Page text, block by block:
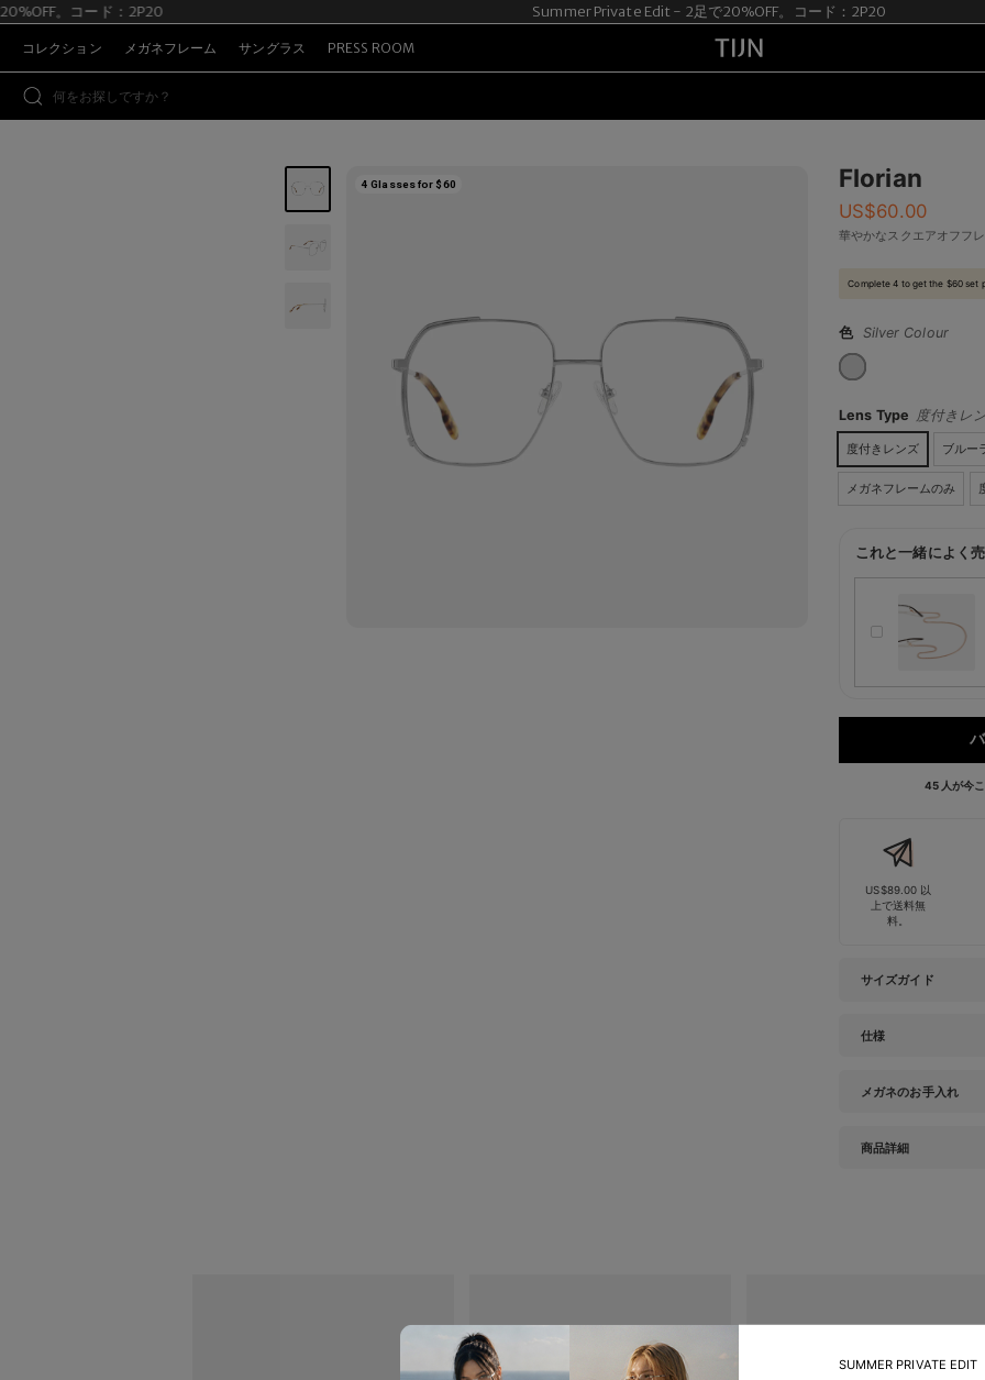
。コード：2P20 Summer Private Edit - 2足で20%OFF。コード：2P20
コレクション メガネフレーム サングラス PRESS ROOM
4 Glasses for $60 Florian
US$60.00
華やかなスクエアオフフ
Complete 4 to get the $60 set
色 Silver Colour
Lens Type 度付きレ
度付きレンズ ブルー
メガネフレームのみ
これと一緒によく
45 人が今
US$89.00 以
上で送料無
料。
サイズガイド
仕様
メガネのお手入れ
商品詳細
SUMMER PRIVATE EDIT